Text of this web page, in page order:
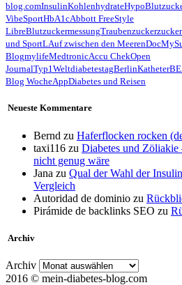
blog.comInsulinKohlenhydrateHypo
VibeSportHbA1cAbbott FreeStyle
LibreBlutzuckermessungTraubenzucker
und SportLAuf zwischen den MeerenDoc
BlogmylifeMedtronicAccu ChekOpen
JournalTyp1WeltdiabetestagBerlinKatheterBE
Blog WocheAppDiabetes und Reisen
Neueste Kommentare
Bernd zu Haferflocken rocken
taxi116 zu Diabetes und
nicht genug wäre
Jana zu Qual der Wahl der
Vergleich
Autoridad de dominio zu
Pirámide de backlinks SEO zu
Archiv
Archiv
2016 © mein-diabetes-blog.com